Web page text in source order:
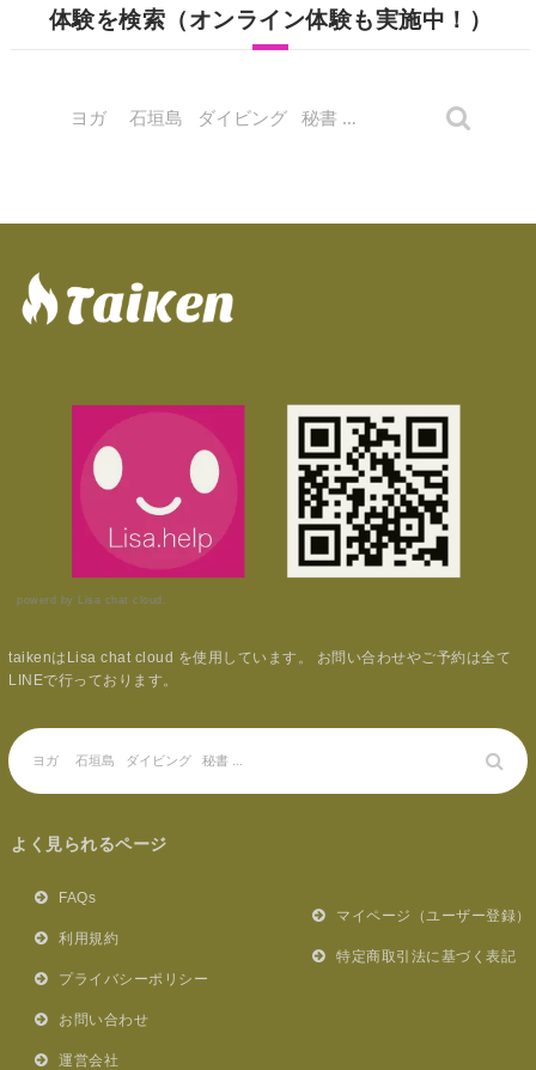
体験を検索（オンライン体験も実施中！）
powerd by Lisa chat cloud.
taikenはLisa chat cloud を使用しています。 お問い合わせやご予約は全て
LINEで行っております。
よく見られるページ
FAQs
利用規約
プライバシーポリシー
お問い合わせ
運営会社
マイページ（ユーザー登録）
特定商取引法に基づく表記